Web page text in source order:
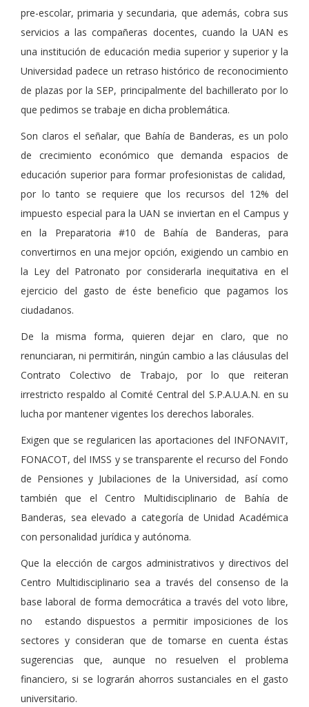
pre-escolar, primaria y secundaria, que además, cobra sus
servicios a las compañeras docentes, cuando la UAN es
una institución de educación media superior y superior y la
Universidad padece un retraso histórico de reconocimiento
de plazas por la SEP, principalmente del bachillerato por lo
que pedimos se trabaje en dicha problemática.
Son claros el señalar, que Bahía de Banderas, es un polo
de crecimiento económico que demanda espacios de
educación superior para formar profesionistas de calidad,
por lo tanto se requiere que los recursos del 12% del
impuesto especial para la UAN se inviertan en el Campus y
en la Preparatoria #10 de Bahía de Banderas, para
convertirnos en una mejor opción, exigiendo un cambio en
la Ley del Patronato por considerarla inequitativa en el
ejercicio del gasto de éste beneficio que pagamos los
ciudadanos.
De la misma forma, quieren dejar en claro, que no
renunciaran, ni permitirán, ningún cambio a las cláusulas del
Contrato Colectivo de Trabajo, por lo que reiteran
irrestricto respaldo al Comité Central del S.P.A.U.A.N. en su
lucha por mantener vigentes los derechos laborales.
Exigen que se regularicen las aportaciones del INFONAVIT,
FONACOT, del IMSS y se transparente el recurso del Fondo
de Pensiones y Jubilaciones de la Universidad, así como
también que el Centro Multidisciplinario de Bahía de
Banderas, sea elevado a categoría de Unidad Académica
con personalidad jurídica y autónoma.
Que la elección de cargos administrativos y directivos del
Centro Multidisciplinario sea a través del consenso de la
base laboral de forma democrática a través del voto libre,
no estando dispuestos a permitir imposiciones de los
sectores y consideran que de tomarse en cuenta éstas
sugerencias que, aunque no resuelven el problema
financiero, si se lograrán ahorros sustanciales en el gasto
universitario.